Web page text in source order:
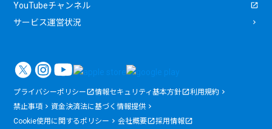
YouTubeチャンネル
サービス運営状況
プライバシーポリシー 情報セキュリティ基本方針
利用規約
禁止事項
資金決済法に基づく情報提供
Cookie使用に関するポリシー
会社概要 採用情報